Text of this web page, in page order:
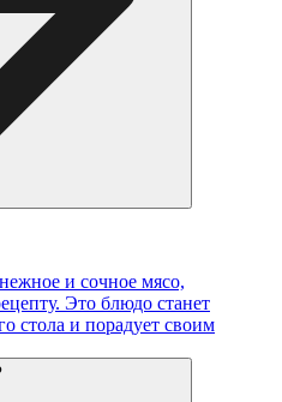
и сочное мясо,
Это блюдо станет
стола и порадует своим